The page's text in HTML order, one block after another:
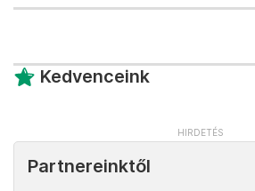
Kedvenceink
Partnereinktől